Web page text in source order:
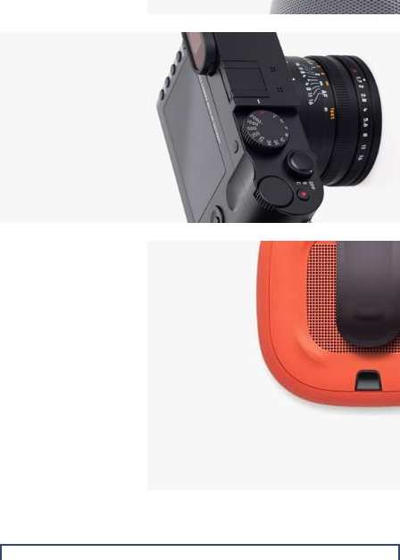
Smart House
HOME 3D SOUND
Your New Camera
FREEZ THE BEST
MOMENTS
View More
BLUETOOTH SPEAKER